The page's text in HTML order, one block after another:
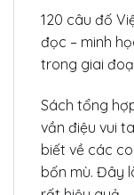
120 câu đố
đọc – minh
trong giai
Sách tổng
vần điệu vui
biết về các
bốn mù. Đây